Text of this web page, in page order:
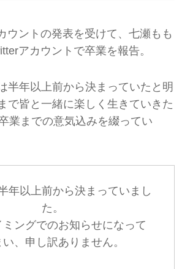
ウントの発表を受けて、七瀬もも
アカウントで卒業を報告。
半年以上前から決まっていたと明
で皆と一緒に楽しく生きていきた
業までの意気込みを綴ってい
年以上前から決まっていまし
た。
ミングでのお知らせになって
い、申し訳ありません。